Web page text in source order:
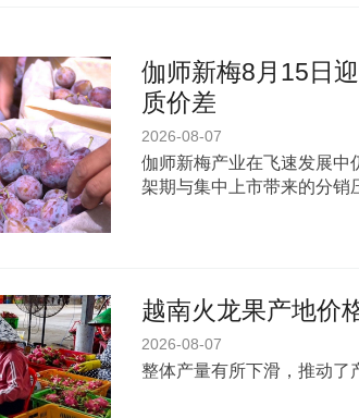
伽师新梅8月15日
质价差
2026-08-07
伽师新梅产业在飞速发展中
架期与集中上市带来的分销
越南火龙果产地价
2026-08-07
整体产量有所下滑，推动了